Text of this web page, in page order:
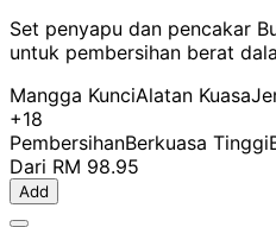
Set penyapu dan pencakar
untuk pembersihan berat
Mangga KunciAlatan Kuasa
+18
PembersihanBerkuasa Tinggi
Dari RM 98.95
Add